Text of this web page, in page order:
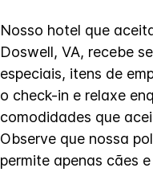
Nosso hotel que
Doswell, VA, recebe
especiais, itens de
o check-in e relaxe
comodidades que
Observe que nossa
permite apenas cães